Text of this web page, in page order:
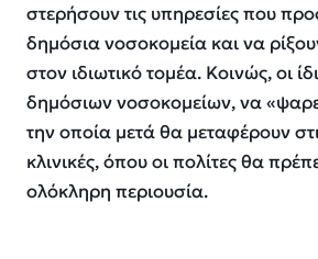
στερήσουν τις υπηρεσίες που
δημόσια νοσοκομεία και να
στον ιδιωτικό τομέα. Κοινώς, οι
δημόσιων νοσοκομείων, να
την οποία μετά θα μεταφέρουν
κλινικές, όπου οι πολίτες θα
ολόκληρη περιουσία.